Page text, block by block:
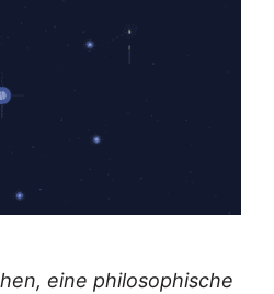
eine phi­lo­so­phi­sche